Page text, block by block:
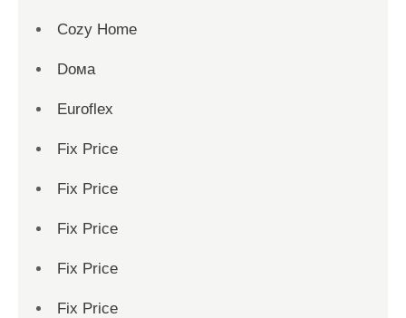
Cozy Home
Dома
Euroflex
Fix Price
Fix Price
Fix Price
Fix Price
Fix Price